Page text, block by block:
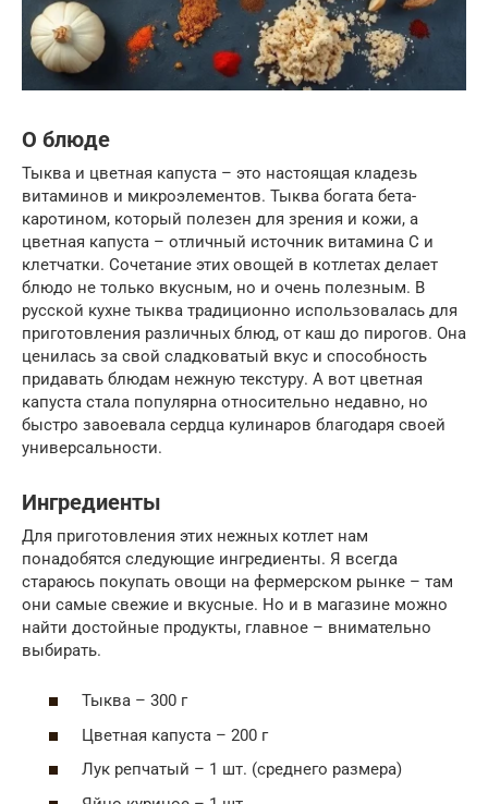
О блюде
Тыква и цветная капуста – это настоящая кладезь
витаминов и микроэлементов. Тыква богата бета-
каротином, который полезен для зрения и кожи, а
цветная капуста – отличный источник витамина С и
клетчатки. Сочетание этих овощей в котлетах делает
блюдо не только вкусным, но и очень полезным. В
русской кухне тыква традиционно использовалась для
приготовления различных блюд, от каш до пирогов. Она
ценилась за свой сладковатый вкус и способность
придавать блюдам нежную текстуру. А вот цветная
капуста стала популярна относительно недавно, но
быстро завоевала сердца кулинаров благодаря своей
универсальности.
Ингредиенты
Для приготовления этих нежных котлет нам
понадобятся следующие ингредиенты. Я всегда
стараюсь покупать овощи на фермерском рынке – там
они самые свежие и вкусные. Но и в магазине можно
найти достойные продукты, главное – внимательно
выбирать.
Тыква – 300 г
Цветная капуста – 200 г
Лук репчатый – 1 шт. (среднего размера)